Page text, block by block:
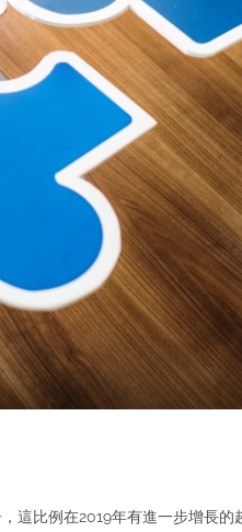
這比例在2019年有進一步增長的